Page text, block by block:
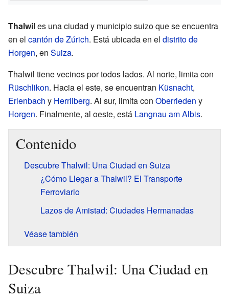
Thalwiles una ciudad y municipio suizo que se encuentra
en el cantón de Zúrich. Está ubicada en el distrito de
Horgen, en Suiza.
Thalwil tiene vecinos por todos lados. Al norte, limita con
Rüschlikon. Hacia el este, se encuentran Küsnacht,
Erlenbach y Herrliberg. Al sur, limita con Oberrieden y
Horgen. Finalmente, al oeste, está Langnau am Albis.
Contenido
Descubre Thalwil: Una Ciudad en Suiza
¿Cómo Llegar a Thalwil? El Transporte
Ferroviario
Lazos de Amistad: Ciudades Hermanadas
Véase también
Descubre Thalwil: Una Ciudad en
Suiza